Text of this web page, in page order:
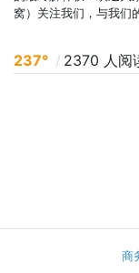
窝）关注我们，与我们
237° / 2370 人阅
商